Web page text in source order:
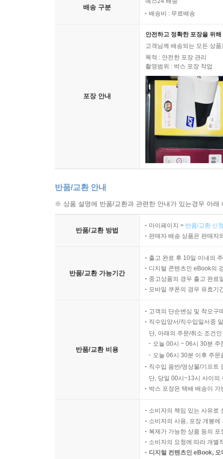
배송 구분
배송비 : 무료배송
포장 안내
안전하고 정확한 포장을 위
고객님께 배송되는 모든 상
목적 : 안전한 포장 관리
촬영범위 : 박스 포장 작업
반품/교환 안내
※ 상품 설명에 반품/교환과 관련한 안내가 있는경우 아
반품/교환 방법
마이페이지 > 반품/교환 신
판매자 배송 상품은 판매자
반품/교환 가능기간
출고 완료 후 10일 이내의
디지털 콘텐츠인 eBook의
중고상품의 경우 출고 완료
모바일 쿠폰의 경우 유효기
반품/교환 비용
고객의 단순변심 및 착오구
직수입양서/직수입일서중
단, 아래의 주문/취소 조건
오늘 00시 ~ 06시 30분
오늘 06시 30분 이후 주
직수입 음반/영상물/기프트
단, 당일 00시~13시 사이의
박스 포장은 택배 배송이
소비자의 책임 있는 사유로
소비자의 사용, 포장 개봉
복제가 가능한 상품 등의
소비자의 요청에 따라 개별
디지털 컨텐츠인 eBook,